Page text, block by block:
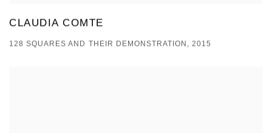
CLAUDIA COMTE
128 SQUARES AND THEIR DEMONSTRATION, 2015